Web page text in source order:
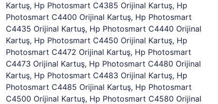
Kartuş, Hp Photosmart C4385 Orijinal Kartuş, Hp
Photosmart C4400 Orijinal Kartuş, Hp Photosmart
C4435 Orijinal Kartuş, Hp Photosmart C4440 Orijinal
Kartuş, Hp Photosmart C4450 Orijinal Kartuş, Hp
Photosmart C4472 Orijinal Kartuş, Hp Photosmart
C4473 Orijinal Kartuş, Hp Photosmart C4480 Orijinal
Kartuş, Hp Photosmart C4483 Orijinal Kartuş, Hp
Photosmart C4485 Orijinal Kartuş, Hp Photosmart
C4500 Orijinal Kartuş, Hp Photosmart C4580 Orijinal